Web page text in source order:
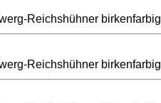
Reichshühner birkenfarbig
Reichshühner birkenfarbig